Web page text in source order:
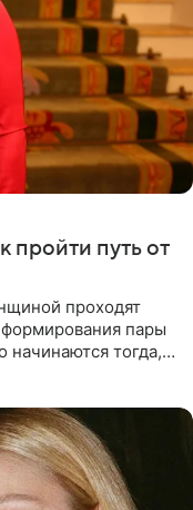
пройти путь от
проходят
формирования пары
начинаются тогда,